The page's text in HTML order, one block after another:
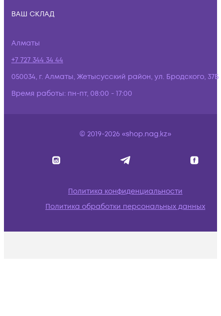
ВАШ СКЛАД
Алматы
+7 727 344 34 44
050034, г. Алматы, Жетысусский район, ул. Бродского, 37Б
Время работы: пн-пт, 08:00 - 17:00
© 2019-2026 «shop.nag.kz»
Политика конфиденциальности
Политика обработки персональных данных